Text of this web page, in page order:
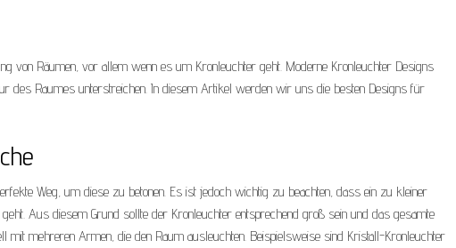
von Räumen, vor allem wenn es um Kronleuchter geht. Moderne Kronleuchter Designs
des Raumes unterstreichen. In diesem Artikel werden wir uns die besten Designs für
Weg, um diese zu betonen. Es ist jedoch wichtig zu beachten, dass ein zu kleiner
Aus diesem Grund sollte der Kronleuchter entsprechend groß sein und das gesamte
mit mehreren Armen, die den Raum ausleuchten. Beispielsweise sind Kristall-Kronleuchter